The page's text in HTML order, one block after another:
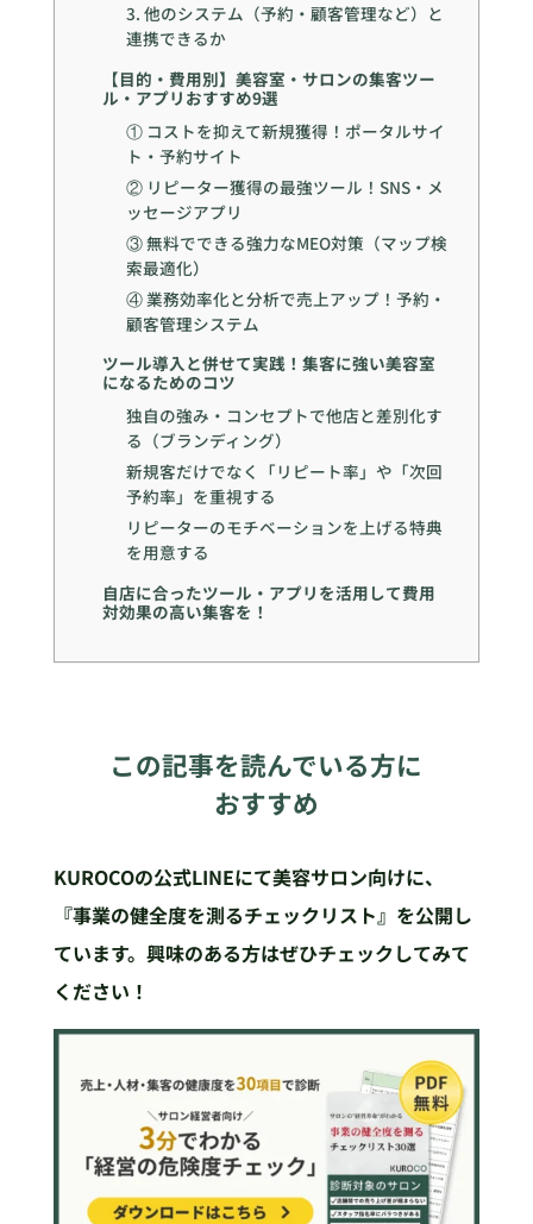
3. 他のシステム（予約・顧客管理など）と
連携できるか
【目的・費用別】美容室・サロンの集客ツー
ル・アプリおすすめ9選
① コストを抑えて新規獲得！ポータルサイ
ト・予約サイト
② リピーター獲得の最強ツール！SNS・メ
ッセージアプリ
③ 無料でできる強力なMEO対策（マップ検
索最適化）
④ 業務効率化と分析で売上アップ！予約・
顧客管理システム
ツール導入と併せて実践！集客に強い美容室
になるためのコツ
独自の強み・コンセプトで他店と差別化す
る（ブランディング）
新規客だけでなく「リピート率」や「次回
予約率」を重視する
リピーターのモチベーションを上げる特典
を用意する
自店に合ったツール・アプリを活用して費用
対効果の高い集客を！
この記事を読んでいる方に
おすすめ
KUROCOの公式LINEにて美容サロン向けに、
『事業の健全度を測るチェックリスト』を公開し
ています。興味のある方はぜひチェックしてみて
ください！